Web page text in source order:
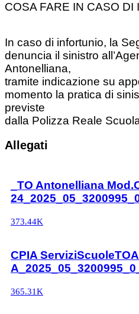
COSA FARE IN CASO DI
In caso di infortunio, la
denuncia il sinistro
Antonelliana,
tramite indicazione su
momento la pratica di
previste
dalla Polizza Reale
Allegati
_TO Antonelliana
373.44K
CPIA
365.31K